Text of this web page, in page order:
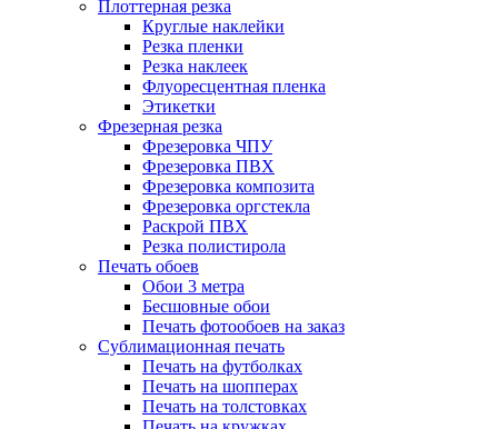
Плоттерная резка
Круглые наклейки
Резка пленки
Резка наклеек
Флуоресцентная пленка
Этикетки
Фрезерная резка
Фрезеровка ЧПУ
Фрезеровка ПВХ
Фрезеровка композита
Фрезеровка оргстекла
Раскрой ПВХ
Резка полистирола
Печать обоев
Обои 3 метра
Бесшовные обои
Печать фотообоев на заказ
Сублимационная печать
Печать на футболках
Печать на шопперах
Печать на толстовках